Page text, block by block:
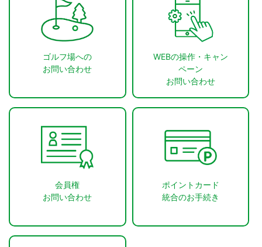
ゴルフ場への
お問い合わせ
WEBの操作・キャン
ペーン
お問い合わせ
会員権
お問い合わせ
ポイントカード
統合のお手続き